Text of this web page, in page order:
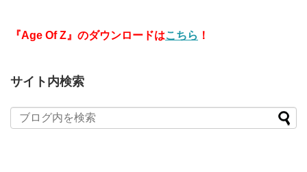
『Age Of Z』のダウンロードはこちら ！
サイト内検索